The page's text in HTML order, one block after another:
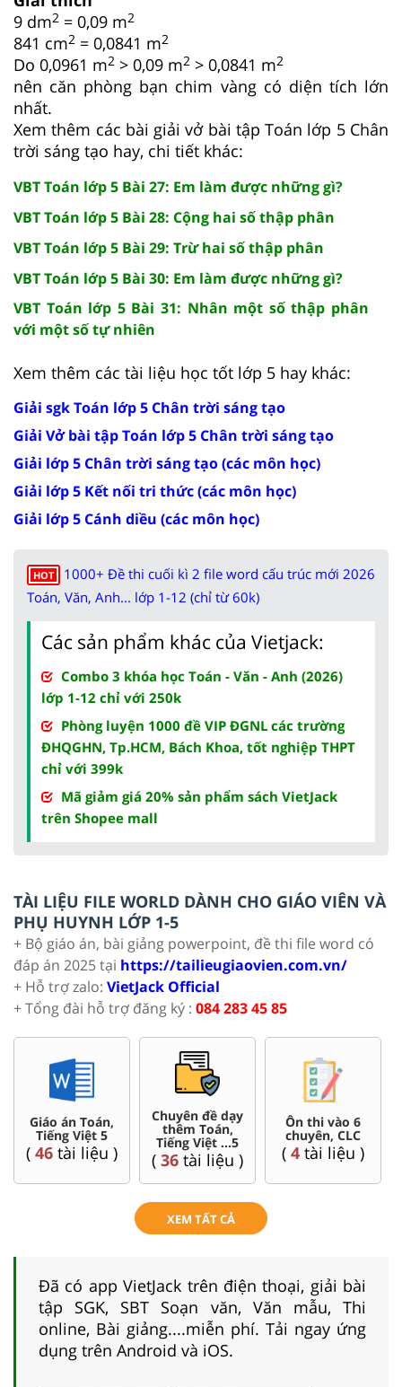
9 dm2 = 0,09 m2
841 cm2 = 0,0841 m2
Do 0,0961 m2 > 0,09 m2 > 0,0841 m2
nên căn phòng bạn chim vàng có diện tích lớn
nhất.
Xem thêm các bài giải vở bài tập Toán lớp 5 Chân
trời sáng tạo hay, chi tiết khác:
VBT Toán lớp 5 Bài 27: Em làm được những gì?
VBT Toán lớp 5 Bài 28: Cộng hai số thập phân
VBT Toán lớp 5 Bài 29: Trừ hai số thập phân
VBT Toán lớp 5 Bài 30: Em làm được những gì?
VBT Toán lớp 5 Bài 31: Nhân một số thập phân
với một số tự nhiên
Xem thêm các tài liệu học tốt lớp 5 hay khác:
Giải sgk Toán lớp 5 Chân trời sáng tạo
Giải Vở bài tập Toán lớp 5 Chân trời sáng tạo
Giải lớp 5 Chân trời sáng tạo (các môn học)
Giải lớp 5 Kết nối tri thức (các môn học)
Giải lớp 5 Cánh diều (các môn học)
HOT
1000+ Đề thi cuối kì 2 file word cấu trúc mới 2026
Toán, Văn, Anh... lớp 1-12 (chỉ từ 60k)
Các sản phẩm khác của Vietjack:
Combo 3 khóa học Toán - Văn - Anh (2026)
lớp 1-12 chỉ với 250k
Phòng luyện 1000 đề VIP ĐGNL các trường
ĐHQGHN, Tp.HCM, Bách Khoa, tốt nghiệp THPT
chỉ với 399k
Mã giảm giá 20% sản phẩm sách VietJack
trên Shopee mall
TÀI LIỆU FILE WORLD DÀNH CHO GIÁO VIÊN VÀ
PHỤ HUYNH LỚP 1-5
+ Bộ giáo án, bài giảng powerpoint, đề thi file word có
đáp án 2025 tại https://tailieugiaovien.com.vn/
+ Hỗ trợ zalo: VietJack Official
+ Tổng đài hỗ trợ đăng ký : 084 283 45 85
Bài tập cuối tuần
Toán, Tiếng Việt
(5tài liệu )
Đề thi giữa kì,
cuối kì 5
(95tài liệu )
Powerpoint
Toán, Tiếng Việt
5....
( tài liệu )
XEM TẤT CẢ
Đã có app VietJack trên điện thoại, giải bài
tập SGK, SBT Soạn văn, Văn mẫu, Thi
online, Bài giảng....miễn phí. Tải ngay ứng
dụng trên Android và iOS.